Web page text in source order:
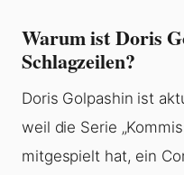
Warum ist Doris
Schlagzeilen?
Doris Golpashin ist
weil die Serie
mitgespielt hat, ein